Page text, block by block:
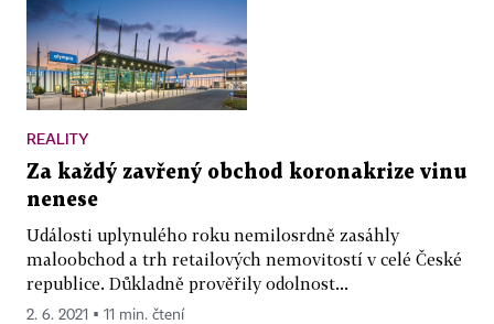
REALITY
Za každý zavřený obchod koronakrize vinu
nenese
Události uplynulého roku nemilosrdně zasáhly
maloobchod a trh retailových nemovitostí v celé České
republice. Důkladně prověřily odolnost...
2. 6. 2021 ▪ 11 min. čtení